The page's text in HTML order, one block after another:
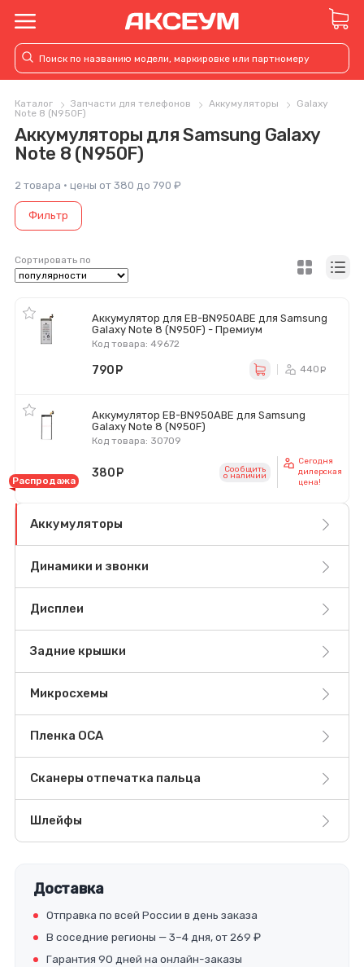
Каталог Запчасти для телефонов Аккумуляторы
Galaxy
Note 8 (N950F)
Аккумуляторы для Samsung Galaxy
Note 8 (N950F)
2 товара · цены от 380 до 790 ₽
Фильтр
Сортировать по
Аккумулятор для EB-BN950ABE для Samsung
Galaxy Note 8 (N950F) - Премиум
Код товара: 49672
790 440
Аккумулятор EB-BN950ABE для Samsung
Galaxy Note 8 (N950F)
Код товара: 30709
Распродажа
380 Сообщить
o наличии
Сегодня
дилерская
цена!
Аккумуляторы
Динамики и звонки
Дисплеи
Задние крышки
Микросхемы
Пленка OCA
Сканеры отпечатка пальца
Шлейфы
Доставка
Отправка по всей России в день заказа
В соседние регионы — 3–4 дня, от 269 ₽
Гарантия 90 дней на онлайн-заказы